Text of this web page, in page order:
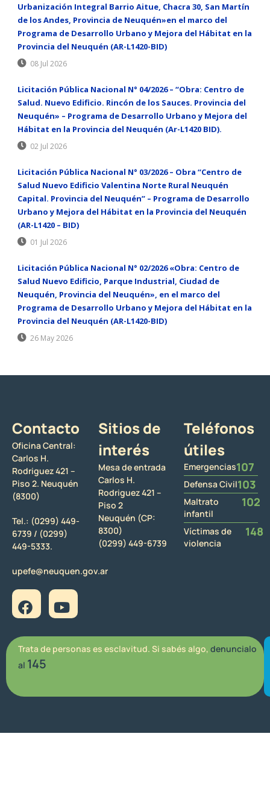
Urbanización Integral Barrio Aitue, Chacra 30, San Martín
de los Andes, Provincia de Neuquén»en el marco del
Programa de Desarrollo Urbano y Mejora del Hábitat en la
Provincia del Neuquén (AR-L1420-BID)
08 Jul 2026
Licitación Pública Nacional N° 04/2026 – “Obra: Centro de
Salud. Nuevo Edificio. Rincón de los Sauces. Provincia del
Neuquén» – Programa de Desarrollo Urbano y Mejora del
Hábitat en la Provincia del Neuquén (Ar-L1420 BID).
02 Jul 2026
Licitación Pública Nacional N° 03/2026 – Obra “Centro de
Salud Nuevo Edificio Valentina Norte Rural Neuquén
Capital. Provincia del Neuquén” – Programa de Desarrollo
Urbano y Mejora del Hábitat en la Provincia del Neuquén
(AR-L1420 – BID)
01 Jul 2026
Licitación Pública Nacional N° 02/2026 «Obra: Centro de
Salud Nuevo Edificio, Parque Industrial, Ciudad de
Neuquén, Provincia del Neuquén», en el marco del
Programa de Desarrollo Urbano y Mejora del Hábitat en la
Provincia del Neuquén (AR-L1420-BID)
26 May 2026
Contacto
Oficina Central:
Carlos H.
Rodriguez 421 –
Piso 2. Neuquén
(8300)
Tel.: (0299) 449-
6739 / (0299)
449-5333.
upefe@neuquen.gov.ar
Sitios de
interés
Mesa de entrada
Carlos H.
Rodriguez 421 –
Piso 2
Neuquén (CP:
8300)
(0299) 449-6739
Teléfonos
útiles
Emergencias107
Defensa Civil103
Maltrato
infantil
102
Víctimas de
violencia
148
Trata de personas es esclavitud. Si sabés algo, denuncialo
al 145